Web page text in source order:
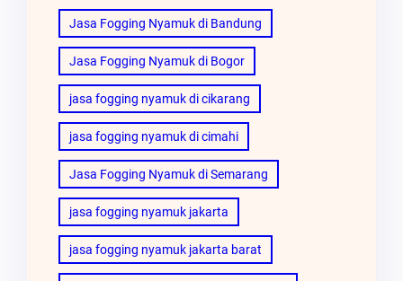
Jasa Fogging Nyamuk di Bandung
Jasa Fogging Nyamuk di Bogor
jasa fogging nyamuk di cikarang
jasa fogging nyamuk di cimahi
Jasa Fogging Nyamuk di Semarang
jasa fogging nyamuk jakarta
jasa fogging nyamuk jakarta barat